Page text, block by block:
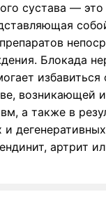
сустава —
Блокада
избавиться
возникающей
а также в
и
артрит